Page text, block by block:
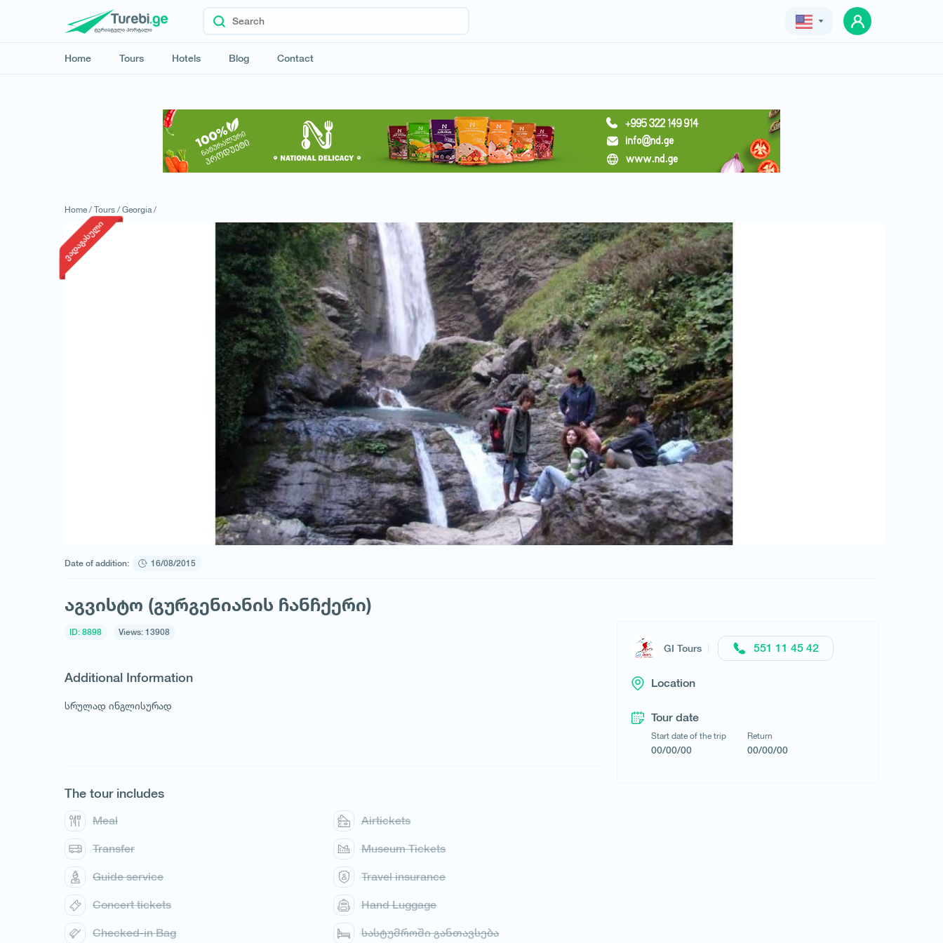
Home Tours Hotels Blog Contact
Request a tour
GI Tours
Request a tour
Home / Tours / Georgia /
ვადაგასული
Date of addition: 16/08/2015
აგვისტო (გურგენიანის ჩანჩქერი)
ID: 8898 Views: 13908
Additional Information
სრულად ინგლისურად
The tour includes
Meal Airtickets
Transfer Museum Tickets
Guide service Travel insurance
Concert tickets Hand Luggage
Checked-in Bag სასტუმროში განთავსება
GI Tours 551 11 45 42
Location
Tour date
Start date of the trip
00/00/00
Return
00/00/00